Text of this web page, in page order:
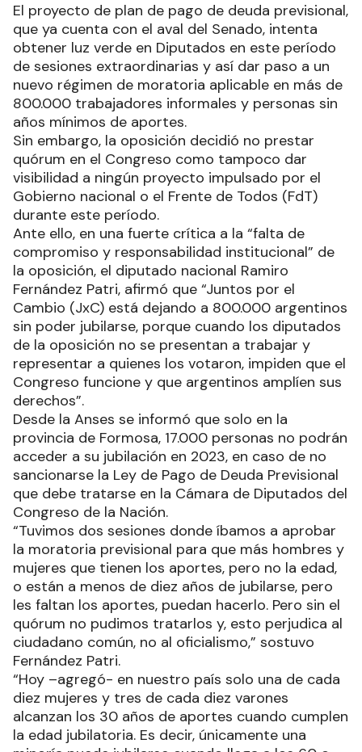
El proyecto de plan de pago de deuda previsional,
que ya cuenta con el aval del Senado, intenta
obtener luz verde en Diputados en este período
de sesiones extraordinarias y así dar paso a un
nuevo régimen de moratoria aplicable en más de
800.000 trabajadores informales y personas sin
años mínimos de aportes.
Sin embargo, la oposición decidió no prestar
quórum en el Congreso como tampoco dar
visibilidad a ningún proyecto impulsado por el
Gobierno nacional o el Frente de Todos (FdT)
durante este período.
Ante ello, en una fuerte crítica a la “falta de
compromiso y responsabilidad institucional” de
la oposición, el diputado nacional Ramiro
Fernández Patri, afirmó que “Juntos por el
Cambio (JxC) está dejando a 800.000 argentinos
sin poder jubilarse, porque cuando los diputados
de la oposición no se presentan a trabajar y
representar a quienes los votaron, impiden que el
Congreso funcione y que argentinos amplíen sus
derechos”.
Desde la Anses se informó que solo en la
provincia de Formosa, 17.000 personas no podrán
acceder a su jubilación en 2023, en caso de no
sancionarse la Ley de Pago de Deuda Previsional
que debe tratarse en la Cámara de Diputados del
Congreso de la Nación.
“Tuvimos dos sesiones donde íbamos a aprobar
la moratoria previsional para que más hombres y
mujeres que tienen los aportes, pero no la edad,
o están a menos de diez años de jubilarse, pero
les faltan los aportes, puedan hacerlo. Pero sin el
quórum no pudimos tratarlos y, esto perjudica al
ciudadano común, no al oficialismo,” sostuvo
Fernández Patri.
“Hoy –agregó- en nuestro país solo una de cada
diez mujeres y tres de cada diez varones
alcanzan los 30 años de aportes cuando cumplen
la edad jubilatoria. Es decir, únicamente una